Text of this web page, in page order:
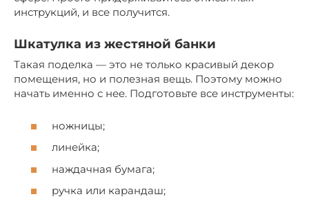
инструкций, и все получится.
Шкатулка из жестяной банки
Такая поделка — это не только красивый декор
помещения, но и полезная вещь. Поэтому можно
начать именно с нее. Подготовьте все инструменты:
ножницы;
линейка;
наждачная бумага;
ручка или карандаш;